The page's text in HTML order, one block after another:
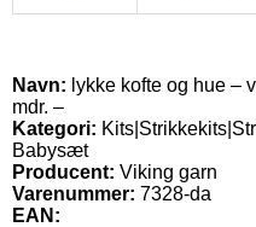
Navn: lykke kofte og hue –
mdr. –
Kategori:
Babysæt
Producent: Viking garn
Varenummer: 7328-da
EAN: